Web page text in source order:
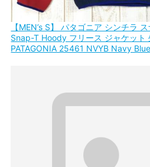
【MEN’s S】 パタゴニア シンチラ
Snap-T Hoody フリース ジャケット
PATAGONIA 25461 NVYB Navy